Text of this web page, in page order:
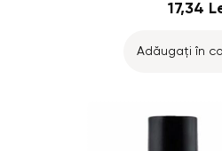
17,34
Adăugați în